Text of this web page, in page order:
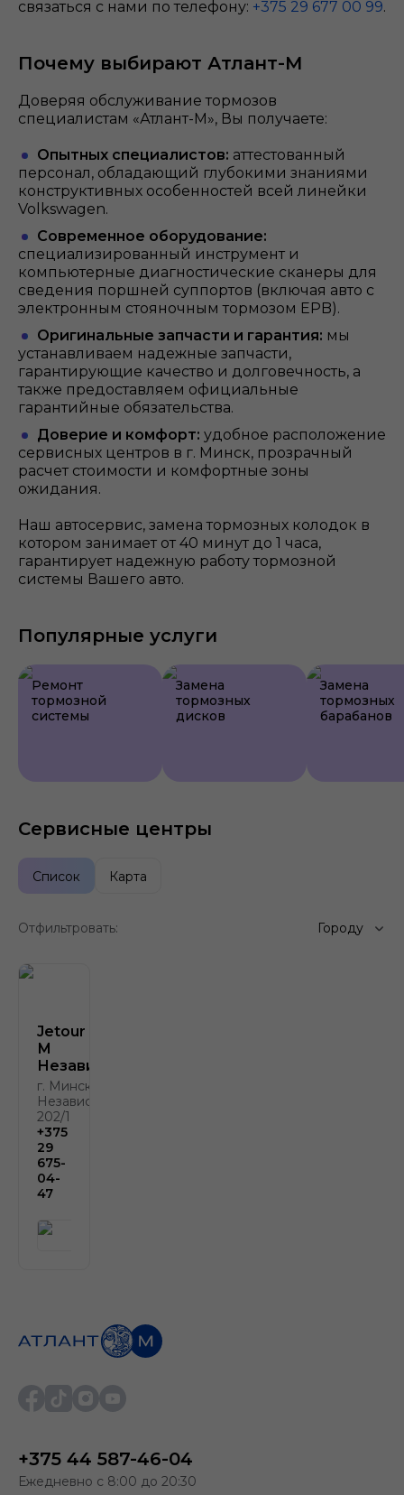
связаться с нами по телефону: +375 29 677 00 99.
Почему выбирают Атлант-М
Доверяя обслуживание тормозов
специалистам «Атлант-М», Вы получаете:
Опытных специалистов: аттестованный
персонал, обладающий глубокими знаниями
конструктивных особенностей всей линейки
Volkswagen.
Современное оборудование:
специализированный инструмент и
компьютерные диагностические сканеры для
сведения поршней суппортов (включая авто с
электронным стояночным тормозом EPB).
Оригинальные запчасти и гарантия: мы
устанавливаем надежные запчасти,
гарантирующие качество и долговечность, а
также предоставляем официальные
гарантийные обязательства.
Доверие и комфорт: удобное расположение
сервисных центров в г. Минск, прозрачный
расчет стоимости и комфортные зоны
ожидания.
Наш автосервис, замена тормозных колодок в
котором занимает от 40 минут до 1 часа,
гарантирует надежную работу тормозной
системы Вашего авто.
Популярные услуги
Ремонт
тормозной
системы
Замена
тормозных
дисков
Замена
тормозных
барабанов
Сервисные центры
Список Карта
Отфильтровать: Городу
Jetour Атлант-
М
Независимости
г. Минск, пр.
Независимости,
202/1
+375
29
675-
04-
47
+375 44 587-46-04
Ежедневно с 8:00 до 20:30